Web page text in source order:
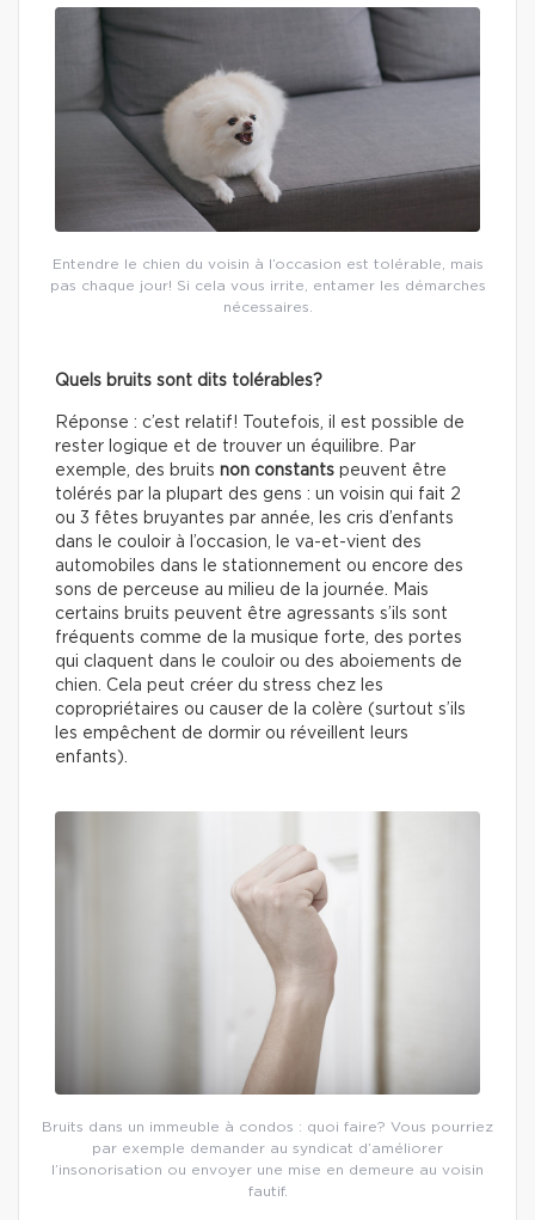
Entendre le chien du voisin à l’occasion est tolérable, mais
pas chaque jour! Si cela vous irrite, entamer les démarches
nécessaires.
Quels bruits sont dits tolérables?
Réponse : c’est relatif! Toutefois, il est possible de
rester logique et de trouver un équilibre. Par
exemple, des bruits non constants peuvent être
tolérés par la plupart des gens : un voisin qui fait 2
ou 3 fêtes bruyantes par année, les cris d’enfants
dans le couloir à l’occasion, le va-et-vient des
automobiles dans le stationnement ou encore des
sons de perceuse au milieu de la journée. Mais
certains bruits peuvent être agressants s’ils sont
fréquents comme de la musique forte, des portes
qui claquent dans le couloir ou des aboiements de
chien. Cela peut créer du stress chez les
copropriétaires ou causer de la colère (surtout s’ils
les empêchent de dormir ou réveillent leurs
enfants).
Bruits dans un immeuble à condos : quoi faire? Vous pourriez
par exemple demander au syndicat d’améliorer
l’insonorisation ou envoyer une mise en demeure au voisin
fautif.